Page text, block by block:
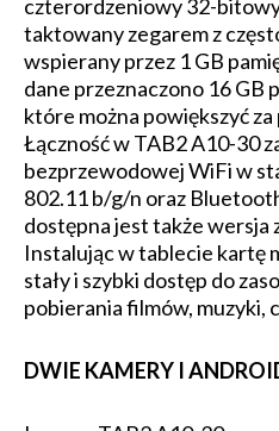
czterordzeniowy 32-
taktowany zegarem z
wspierany przez 1 GB
dane przeznaczono 16 GB
które można powiększyć
Łączność w TAB2 A10-30
bezprzewodowej WiFi w
802.11 b/g/n oraz
dostępna jest także wersja
Instalując w tablecie kartę
stały i szybki dostęp do
pobierania filmów, muzyki,
DWIE KAMERY I